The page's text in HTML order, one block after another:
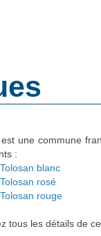
est une commune
:
blanc
rosé
rouge
tous les détails de